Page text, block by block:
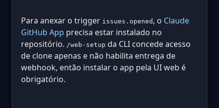
Para anexar o trigger issues.opened , o Claude
GitHub App precisa estar instalado no
repositório. /web-setup da CLI concede acesso
de clone apenas e não habilita entrega de
webhook, então instalar o app pela UI web é
obrigatório.